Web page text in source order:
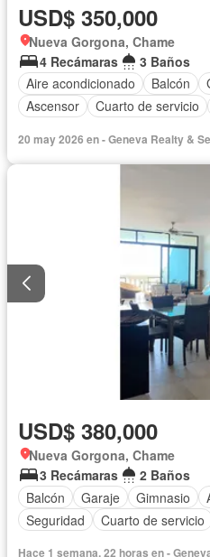
USD$ 350,000
Nueva Gorgona, Chame
4 Recámaras
3 Baños
Aire acondicionado
Balcón
Ascensor
Cuarto de servicio
20 may 2026 en - Geneva Realty &
USD$ 380,000
Nueva Gorgona, Chame
3 Recámaras
2 Baños
Balcón
Garaje Gimnasio
Seguridad
Cuarto de servicio
Hace 1 semana, 22 horas en -